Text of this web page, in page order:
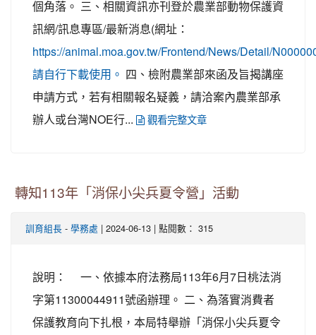
個角落。 三、相關資訊亦刊登於農業部動物保護資
訊網/訊息專區/最新消息(網址：
https://animal.moa.gov.tw/Frontend/News/Detail/
請自行下載使用。
四、檢附農業部來函及旨揭講座
申請方式，若有相關報名疑義，請洽案內農業部承
辦人或台灣NOE行...
觀看完整文章
轉知113年「消保小尖兵夏令營」活動
訓育組長 - 學務處 | 2024-06-13 | 點閱數： 315
說明： 一、依據本府法務局113年6月7日桃法消
字第11300044911號函辦理。 二、為落實消費者
保護教育向下扎根，本局特舉辦「消保小尖兵夏令